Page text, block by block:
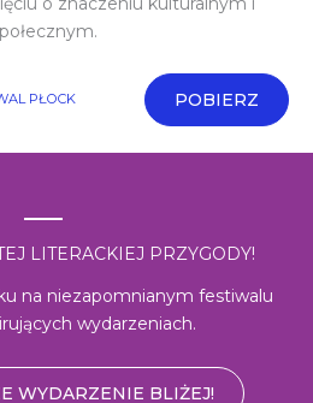
PŁOCK POBIERZ
LITERACKIEJ PRZYGODY!
na niezapomnianym festiwalu
wydarzeniach.
WYDARZENIE BLIŻEJ!